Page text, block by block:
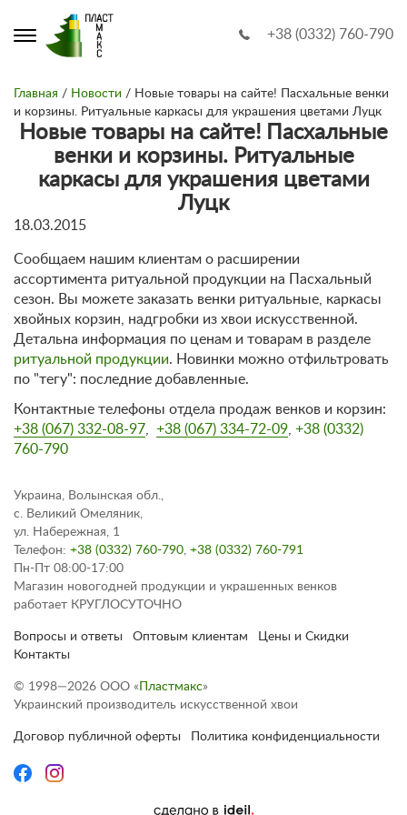
+38 (0332) 760-790
Главная / Новости / Новые товары на сайте! Пасхальные венки
и корзины. Ритуальные каркасы для украшения цветами Луцк
Новые товары на сайте! Пасхальные
венки и корзины. Ритуальные
каркасы для украшения цветами
Луцк
18.03.2015
Сообщаем нашим клиентам о расширении
ассортимента ритуальной продукции на Пасхальный
сезон. Вы можете заказать венки ритуальные, каркасы
хвойных корзин, надгробки из хвои искусственной.
Детальна информация по ценам и товарам в разделе
ритуальной продукции. Новинки можно отфильтровать
по "тегу": последние добавленные.
Контактные телефоны отдела продаж венков и корзин:
+38 (067) 332-08-97
+38 (067) 334-72-09 +38 (0332)
760-790
Украина, Волынская обл.,
с. Великий Омеляник,
ул. Набережная, 1
Телефон: +38 (0332) 760-790, +38 (0332) 760-791
Пн-Пт 08:00-17:00
Магазин новогодней продукции и украшенных венков
работает КРУГЛОСУТОЧНО
Вопросы и ответы Оптовым клиентам
Цены и Скидки
Контакты
© 1998—2026 ООО « Пластмакс»
Украинский производитель искусственной хвои
Договор публичной оферты Политика конфиденциальности
сделано